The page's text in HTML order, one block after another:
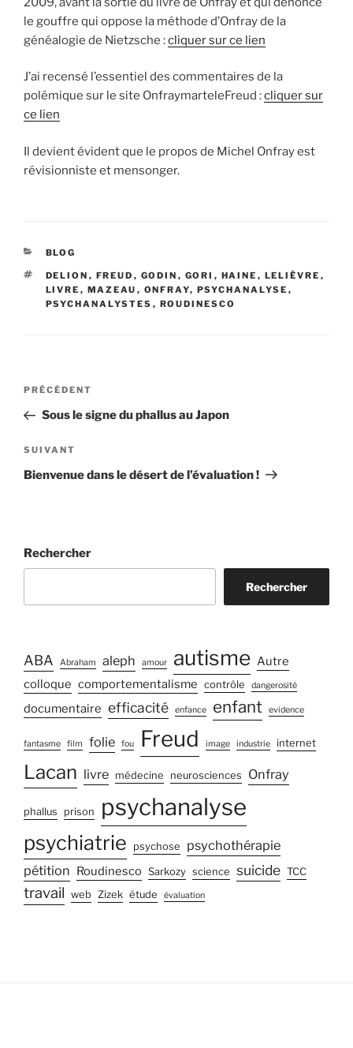
le gouffre qui oppose la méthode d’Onfray de la
généalogie de Nietzsche :cliquer sur ce lien
J’ai recensé l’essentiel des commentaires de la
polémique sur le site OnfraymarteleFreud :cliquer sur
ce lien
Il devient évident que le propos de Michel Onfray est
révisionniste et mensonger.
CATÉGORIES
BLOG
ÉTIQUETTES
DELION , FREUD , GODIN , GORI , HAINE , LELIÈVRE ,
LIVRE , MAZEAU , ONFRAY, PSYCHANALYSE ,
PSYCHANALYSTES , ROUDINESCO
Navigation
l’article
Article
précédent
PRÉCÉDENT
Sous le signe du phallus au Japon
Article
suivant
SUIVANT
Bienvenue dans le désert de l’évaluation !
Rechercher
Rechercher
ABA Abraham aleph amour autisme Autre
colloque comportementalisme contrôle dangerosité
documentaire efficacité enfance enfant evidence
fantasme film folie fou Freud image industrie internet
Lacan livre médecine neurosciences Onfray
phallus prison psychanalyse
psychiatrie psychose
psychothérapie
pétition Roudinesco Sarkozy science suicide TCC
travail web Zizek étude évaluation